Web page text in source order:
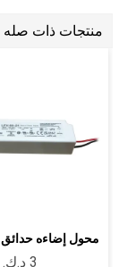
منتجات ذات صله